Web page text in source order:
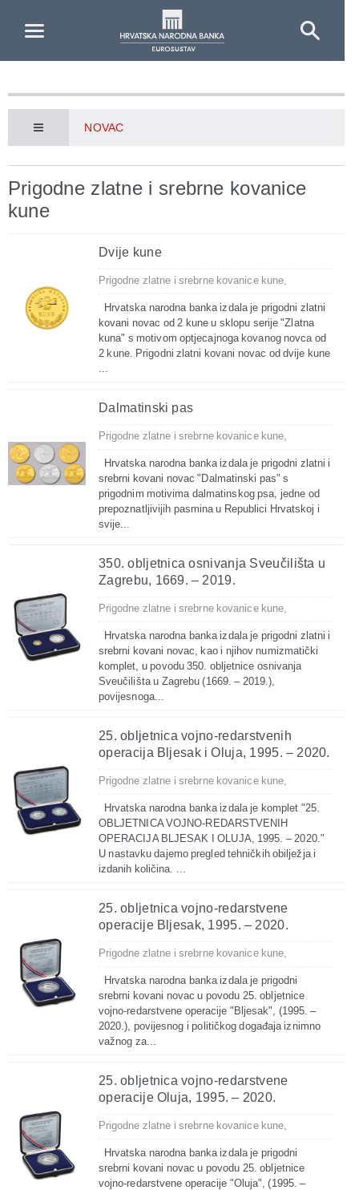
NOVAC
Prigodne zlatne i srebrne kovanice
kune
Dvije kune
Prigodne zlatne i srebrne kovanice kune,
Hrvatska narodna banka izdala je prigodni zlatni
kovani novac od 2 kune u sklopu serije "Zlatna
kuna" s motivom optjecajnoga kovanog novca od
2 kune. Prigodni zlatni kovani novac od dvije kune
...
Dalmatinski pas
Prigodne zlatne i srebrne kovanice kune,
Hrvatska narodna banka izdala je prigodni zlatni i
srebrni kovani novac "Dalmatinski pas" s
prigodnim motivima dalmatinskog psa, jedne od
prepoznatljivijih pasmina u Republici Hrvatskoj i
svije...
350. obljetnica osnivanja Sveučilišta u
Zagrebu, 1669. – 2019.
Prigodne zlatne i srebrne kovanice kune,
Hrvatska narodna banka izdala je prigodni zlatni i
srebrni kovani novac, kao i njihov numizmatički
komplet, u povodu 350. obljetnice osnivanja
Sveučilišta u Zagrebu (1669. – 2019.),
povijesnoga...
25. obljetnica vojno-redarstvenih
operacija Bljesak i Oluja, 1995. – 2020.
Prigodne zlatne i srebrne kovanice kune,
Hrvatska narodna banka izdala je komplet "25.
OBLJETNICA VOJNO-REDARSTVENIH
OPERACIJA BLJESAK I OLUJA, 1995. – 2020."
U nastavku dajemo pregled tehničkih obilježja i
izdanih količina. ...
25. obljetnica vojno-redarstvene
operacije Bljesak, 1995. – 2020.
Prigodne zlatne i srebrne kovanice kune,
Hrvatska narodna banka izdala je prigodni
srebrni kovani novac u povodu 25. obljetnice
vojno-redarstvene operacije "Bljesak", (1995. –
2020.), povijesnog i političkog događaja iznimno
važnog za...
25. obljetnica vojno-redarstvene
operacije Oluja, 1995. – 2020.
Prigodne zlatne i srebrne kovanice kune,
Hrvatska narodna banka izdala je prigodni
srebrni kovani novac u povodu 25. obljetnice
vojno-redarstvene operacije "Oluja", (1995. –